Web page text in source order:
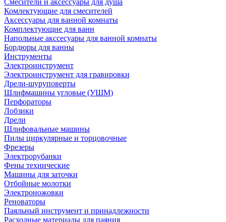
Смесители и аксессуары для душа
Комлектующие для смесителей
Аксессуары для ванной комнаты
Комплектующие для ванн
Напольные акссесуары для ванной комнаты
Бордюры для ванны
Инструменты
Электроинструмент
Электроинструмент для гравировки
Дрели-шуруповерты
Шлифмашины угловые (УШМ)
Перфораторы
Лобзики
Дрели
Шлифовальные машины
Пилы циркулярные и торцовочные
Фрезеры
Электрорубанки
Фены технические
Машины для заточки
Отбойные молотки
Электроножовки
Реноваторы
Паяльный инструмент и принадлежности
Расходные материалы для паяния